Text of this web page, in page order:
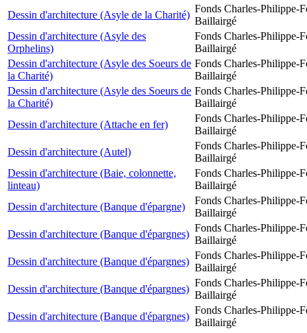
Dessin d'architecture (Asyle de la Charité)
Fonds Charles-Philippe-
Baillairgé
Dessin d'architecture (Asyle des
Orphelins)
Fonds Charles-Philippe-
Baillairgé
Dessin d'architecture (Asyle des Soeurs de
la Charité)
Fonds Charles-Philippe-
Baillairgé
Dessin d'architecture (Asyle des Soeurs de
la Charité)
Fonds Charles-Philippe-
Baillairgé
Dessin d'architecture (Attache en fer)
Fonds Charles-Philippe-
Baillairgé
Dessin d'architecture (Autel)
Fonds Charles-Philippe-
Baillairgé
Dessin d'architecture (Baie, colonnette,
linteau)
Fonds Charles-Philippe-
Baillairgé
Dessin d'architecture (Banque d'épargne)
Fonds Charles-Philippe-
Baillairgé
Dessin d'architecture (Banque d'épargnes)
Fonds Charles-Philippe-
Baillairgé
Dessin d'architecture (Banque d'épargnes)
Fonds Charles-Philippe-
Baillairgé
Dessin d'architecture (Banque d'épargnes)
Fonds Charles-Philippe-
Baillairgé
Dessin d'architecture (Banque d'épargnes)
Fonds Charles-Philippe-
Baillairgé